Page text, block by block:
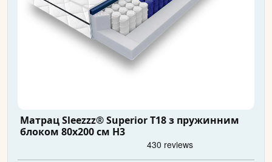
Матрац Sleezzz® Superior T18 з пружинним
блоком 80x200 см H3